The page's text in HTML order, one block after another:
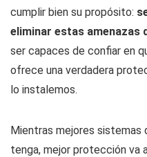
cumplir bien su propósito:
eliminar estas amenazas
ser capaces de confiar en
ofrece una verdadera
lo instalemos.
Mientras mejores
tenga, mejor protección va